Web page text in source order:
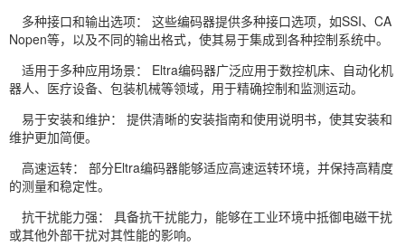
多种接口和输出选项： 这些编码器提供多种接口选项，如SSI、CA
Nopen等，以及不同的输出格式，使其易于集成到各种控制系统中。
适用于多种应用场景： Eltra编码器广泛应用于数控机床、自动化机
器人、医疗设备、包装机械等领域，用于精确控制和监测运动。
易于安装和维护： 提供清晰的安装指南和使用说明书，使其安装和
维护更加简便。
高速运转： 部分Eltra编码器能够适应高速运转环境，并保持高精度
的测量和稳定性。
抗干扰能力强： 具备抗干扰能力，能够在工业环境中抵御电磁干扰
或其他外部干扰对其性能的影响。